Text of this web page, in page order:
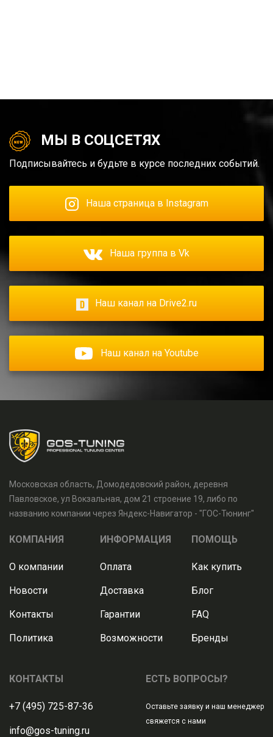
МЫ В СОЦСЕТЯХ
Подписывайтесь и будьте в курсе последних событий.
Наша страница в Instagram
Наша группа в Vk
Наш канал на Drive2.ru
Наш канал на Youtube
Московская область, Домодедовский район, деревня
Павловское, ул Вокзальная, дом 21 строение 19, либо по
названию компании через Яндекс-Навигатор - "ГОС-Тюнинг"
КОМПАНИЯ
О компании
Новости
Контакты
Политика
ИНФОРМАЦИЯ
Оплата
Доставка
Гарантии
Возможности
ПОМОЩЬ
Как купить
Блог
FAQ
Бренды
КОНТАКТЫ
+7 (495) 725-87-36
info@gos-tuning.ru
ЕСТЬ ВОПРОСЫ?
Оставьте заявку и наш менеджер
свяжется с нами